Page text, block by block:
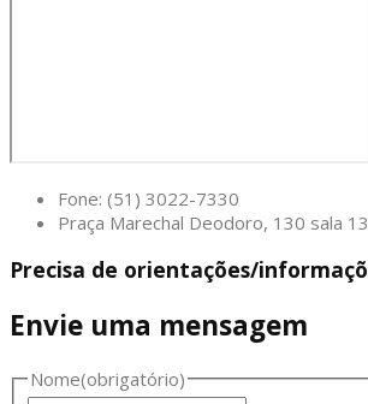
Fone: (51) 3022-7330
Praça Marechal Deodoro, 130 sala
Precisa de orientações/
Envie uma mensagem
Nome(obrigatório)